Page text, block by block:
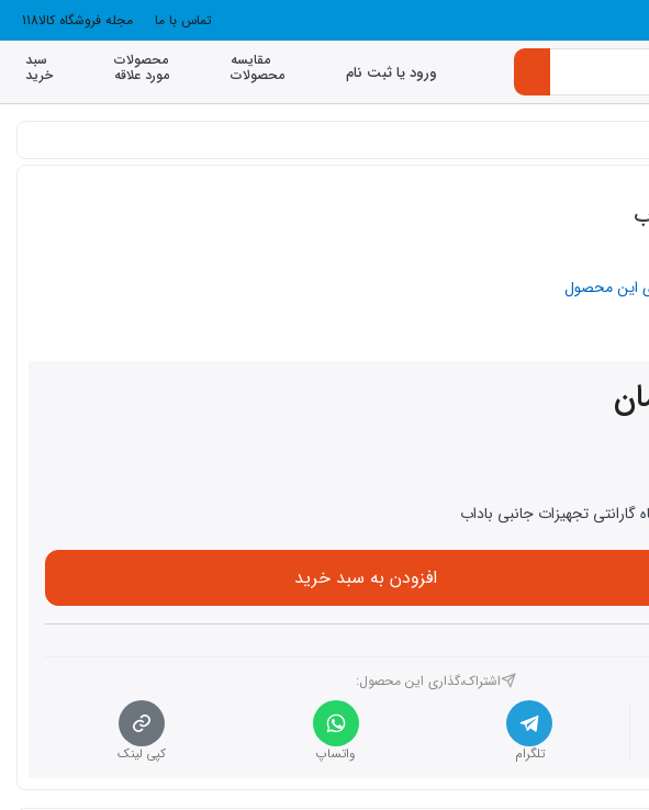
تماس با ما مجله فروشگاه کالا118
ورود یا ثبت نام
مقایسه
محصولات
محصولات
مورد علاقه
سبد
خرید
این محصول
افزودن به سبد خرید
اشتراک،گذاری این محصول‌:
تلگرام واتساپ کپی لینک